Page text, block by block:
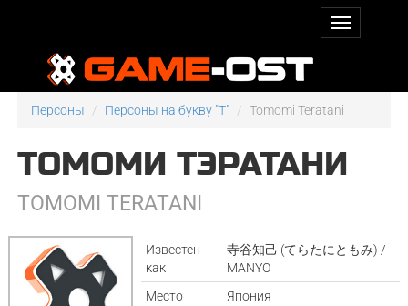
Персоны Персоны на букву "T" Tomomi Teratani
ТОМОМИ ТЭРАТАНИ
TOMOMI TERATANI
Известен
как
寺谷知己 (てらたにともみ) /
MANYO
Место
Япония